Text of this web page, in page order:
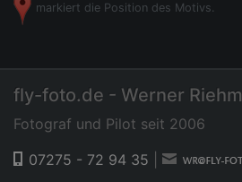
markiert die Position des Motivs.
fly-foto.de - Werner Riehm
Fotograf und Pilot seit 2006
07275 - 72 94 35